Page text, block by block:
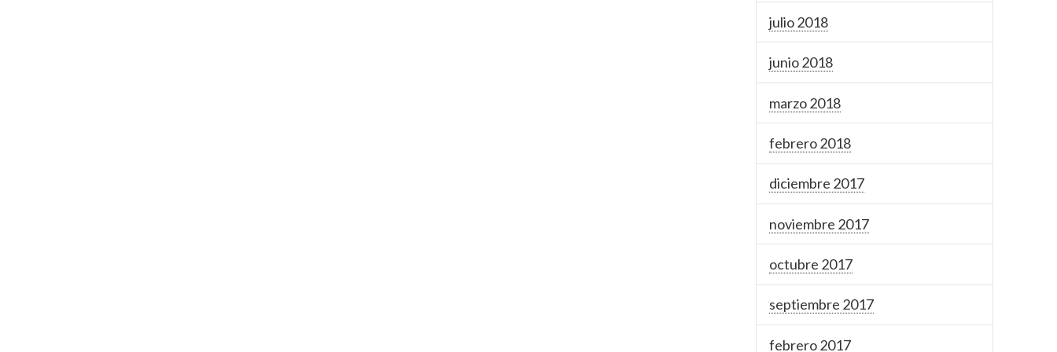
julio 2018
junio 2018
marzo 2018
febrero 2018
diciembre 2017
noviembre 2017
octubre 2017
septiembre 2017
febrero 2017